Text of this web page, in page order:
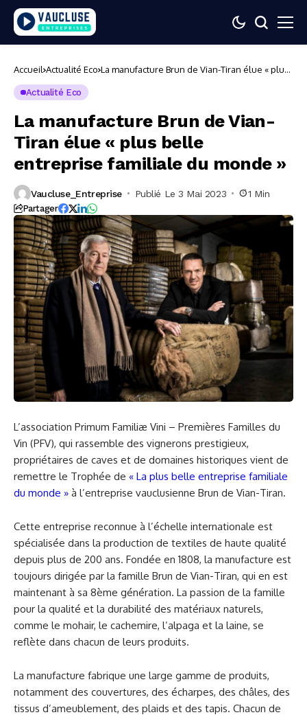
Accueil Actualité Eco La manufacture Brun de Vian-Tiran élue « plus
Actualité Eco
La manufacture Brun de Vian-
Tiran élue « plus belle
entreprise familiale du monde »
Vaucluse_Entreprise Publié Le 3 Mai 2023 1 Min
Partager
L’association Primum Familiæ Vini – Premières Familles du
Vin (PFV), qui rassemble des vignerons prestigieux,
propriétaires de caves et de domaines historiques vient de
remettre le Trophée de « La plus belle entreprise familiale
du monde » à l’entreprise vauclusienne Brun de Vian-Tiran.
Cette entreprise reconnue à l’échelle internationale est
spécialisée dans la production de textiles de haute qualité
depuis plus de 200 ans. Fondée en 1808, la manufacture est
toujours dirigée par la famille Brun de Vian-Tiran, qui en est
maintenant à sa 8ème génération. La passion de la famille
pour la qualité et la durabilité des matériaux naturels,
comme le mohair, le cachemire, l’alpaga et la laine, se
reflète dans chacun de leurs produits.
La manufacture fabrique une large gamme de produits,
notamment des couvertures, des écharpes, des châles, des
tissus d’ameublement, des plaids et des tapis. Chacun de